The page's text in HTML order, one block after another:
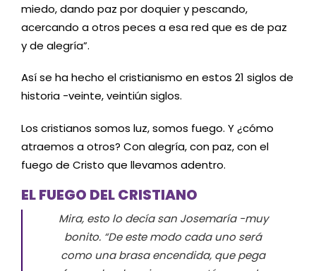
miedo, dando paz por doquier y pescando,
acercando a otros peces a esa red que es de paz
y de alegría”.
Así se ha hecho el cristianismo en estos 21 siglos de
historia -veinte, veintiún siglos.
Los cristianos somos luz, somos fuego. Y ¿cómo
atraemos a otros? Con alegría, con paz, con el
fuego de Cristo que llevamos adentro.
EL FUEGO DEL CRISTIANO
Mira, esto lo decía san Josemaría -muy
bonito. “De este modo cada uno será
como una brasa encendida, que pega